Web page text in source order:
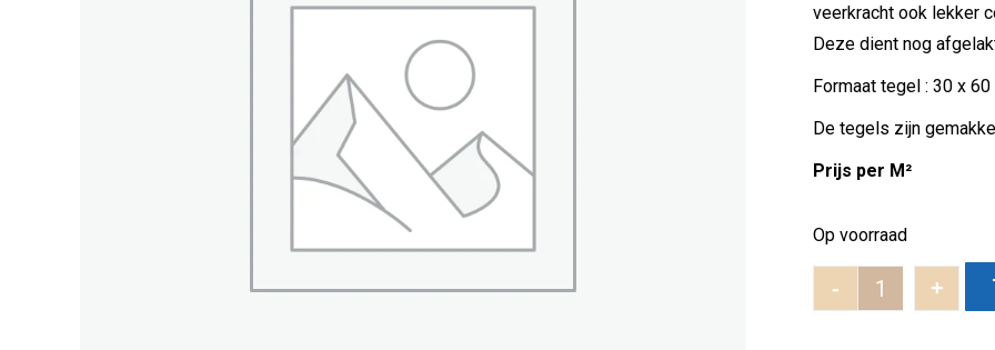
veerkracht ook lekker
Deze dient nog
Formaat tegel : 30 x
De tegels zijn
Prijs per M²
Op voorraad
- +